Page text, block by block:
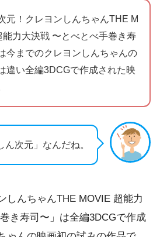
元！クレヨンしんちゃんTHE M
能力大決戦 〜とべとべ手巻き寿
今までのクレヨンしんちゃんの
違い全編3DCGで作成された映
ん次元」なんだね。
しんちゃんTHE MOVIE 超能力
き寿司〜」は全編3DCGで作成